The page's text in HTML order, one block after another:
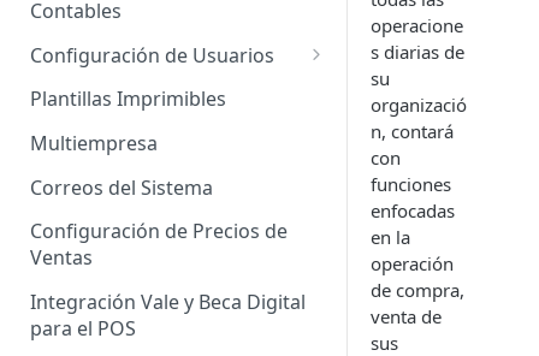
Administrador de Tablas para
CRM
Administrador de Tablas para
Impuestos
Inventario
Importador de Clientes
Importador de Proveedores
Importador de Productos
Importador de Activos Fijos
Importador de Lista de Precios
Importador de Ajuste de
Inventario
Importador de Prospectos
Contables
Configuración de Usuarios
Permisos de Usuarios
Usuarios Invitados
Perfil de Usuario
Cómo eliminar usuarios
Plantillas Imprimibles
Multiempresa
Correos del Sistema
Configuración de Precios de
Ventas
Integración Vale y Beca Digital
para el POS
operacione
s diarias de
su
organizació
n, contará
con
funciones
enfocadas
en la
operación
de compra,
venta de
sus